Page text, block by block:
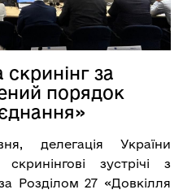
за
порядок
делегація України
зустрічі з
Розділом 27 «Довкілля